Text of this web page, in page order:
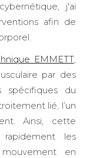
j'ai
afin de
EMMETT,
par des
spécifiques du
lié, l’un
Ainsi, cette
les
en